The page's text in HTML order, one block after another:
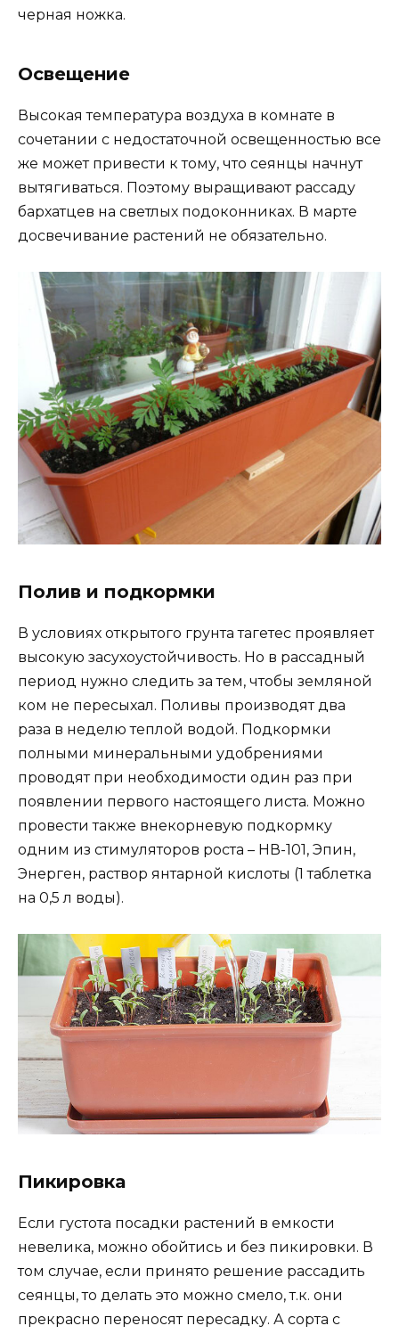
черная ножка.
Освещение
Высокая температура воздуха в комнате в
сочетании с недостаточной освещенностью все
же может привести к тому, что сеянцы начнут
вытягиваться. Поэтому выращивают рассаду
бархатцев на светлых подоконниках. В марте
досвечивание растений не обязательно.
Полив и подкормки
В условиях открытого грунта тагетес проявляет
высокую засухоустойчивость. Но в рассадный
период нужно следить за тем, чтобы земляной
ком не пересыхал. Поливы производят два
раза в неделю теплой водой. Подкормки
полными минеральными удобрениями
проводят при необходимости один раз при
появлении первого настоящего листа. Можно
провести также внекорневую подкормку
одним из стимуляторов роста – НВ-101, Эпин,
Энерген, раствор янтарной кислоты (1 таблетка
на 0,5 л воды).
Пикировка
Если густота посадки растений в емкости
невелика, можно обойтись и без пикировки. В
том случае, если принято решение рассадить
сеянцы, то делать это можно смело, т.к. они
прекрасно переносят пересадку. А сорта с